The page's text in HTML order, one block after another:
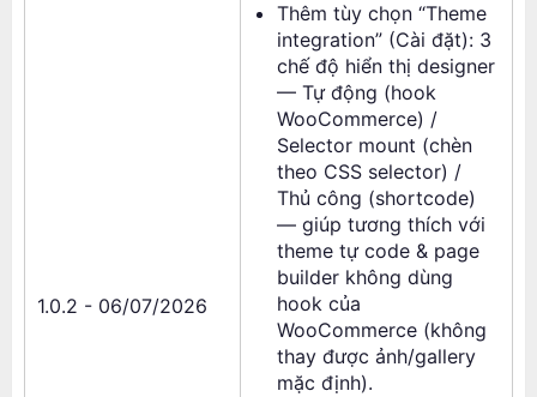
1.0.2 - 06/07/2026
Thêm tùy chọn “Theme
integration” (Cài đặt): 3
chế độ hiển thị designer
— Tự động (hook
WooCommerce) /
Selector mount (chèn
theo CSS selector) /
Thủ công (shortcode)
— giúp tương thích với
theme tự code & page
builder không dùng
hook của
WooCommerce (không
thay được ảnh/gallery
mặc định).